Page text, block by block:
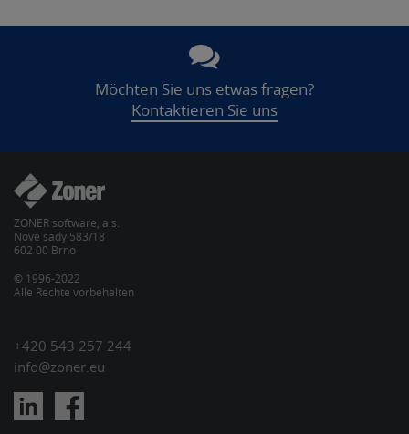
Möchten Sie uns etwas fragen?
Kontaktieren Sie uns
ZONER software, a.s.
Nové sady 583/18
602 00 Brno
© 1996-2022
Alle Rechte vorbehalten
+420 543 257 244
info@zoner.eu